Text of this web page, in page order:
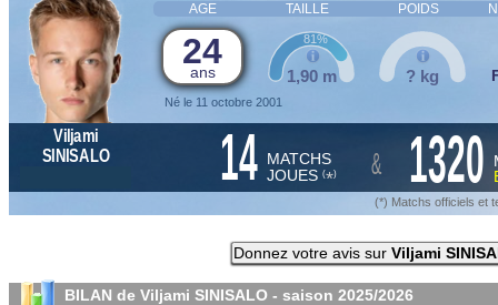
AGE TAILLE POIDS
24
ans
Né le 11 octobre 2001
1,90 m
81%
? kg
Viljami
SINISALO
14 MATCHS
JOUES (*) & 1320
(*) Matchs officiels et
Donnez votre avis sur Viljami
BILAN de Viljami SINISALO - saison 2025/2026